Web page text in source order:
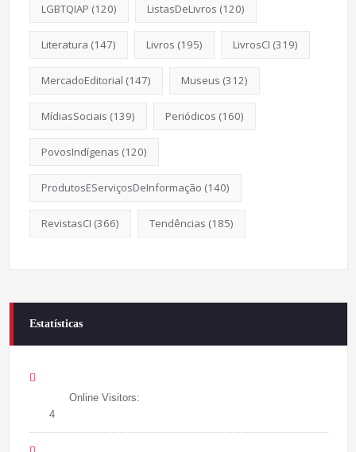
LGBTQIAP (120) ListasDeLivros (120)
Literatura (147) Livros (195) LivrosCI (319)
MercadoEditorial (147) Museus (312)
MídiasSociais (139) Periódicos (160)
PovosIndígenas (120)
ProdutosEServiçosDeInformação (140)
RevistasCI (366) Tendências (185)
Estatísticas
Online Visitors:
4